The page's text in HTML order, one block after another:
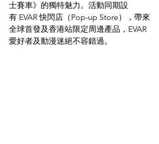
士賽車》的獨特魅力。活動同期設
有 EVAR 快閃店（Pop-up Store），帶來
全球首發及香港站限定周邊產品，EVAR
愛好者及動漫迷絕不容錯過。